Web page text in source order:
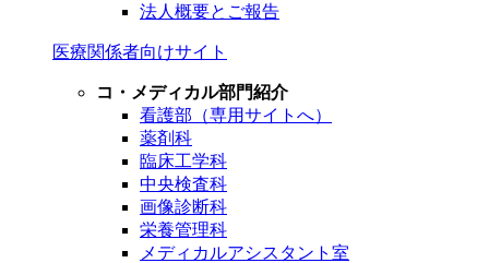
法人概要とご報告
医療関係者向けサイト
コ・メディカル部門紹介
看護部（専用サイトへ）
薬剤科
臨床工学科
中央検査科
画像診断科
栄養管理科
メディカルアシスタント室